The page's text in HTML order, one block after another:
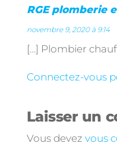
RGE plomberie
novembre 9, 2020 à 9:14
[…] Plombier
Connectez-vous
Laisser un
Vous devez vous